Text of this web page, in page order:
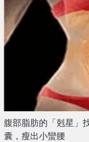
腹部脂肪的「剋星」
囊，瘦出小蠻腰